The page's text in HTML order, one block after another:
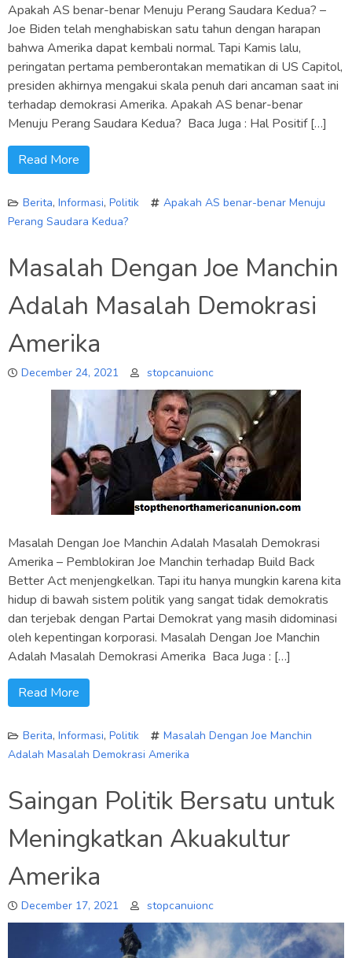
Apakah AS benar-benar Menuju Perang Saudara Kedua? –
Joe Biden telah menghabiskan satu tahun dengan harapan
bahwa Amerika dapat kembali normal. Tapi Kamis lalu,
peringatan pertama pemberontakan mematikan di US Capitol,
presiden akhirnya mengakui skala penuh dari ancaman saat ini
terhadap demokrasi Amerika. Apakah AS benar-benar
Menuju Perang Saudara Kedua? Baca Juga : Hal Positif […]
Read More
Berita, Informasi, Politik
Apakah AS benar-benar Menuju
Perang Saudara Kedua?
Masalah Dengan Joe Manchin
Adalah Masalah Demokrasi
Amerika
December 24, 2021 stopcanuionc
Masalah Dengan Joe Manchin Adalah Masalah Demokrasi
Amerika – Pemblokiran Joe Manchin terhadap Build Back
Better Act menjengkelkan. Tapi itu hanya mungkin karena kita
hidup di bawah sistem politik yang sangat tidak demokratis
dan terjebak dengan Partai Demokrat yang masih didominasi
oleh kepentingan korporasi. Masalah Dengan Joe Manchin
Adalah Masalah Demokrasi Amerika Baca Juga : […]
Read More
Berita, Informasi, Politik
Masalah Dengan Joe Manchin
Adalah Masalah Demokrasi Amerika
Saingan Politik Bersatu untuk
Meningkatkan Akuakultur
Amerika
December 17, 2021 stopcanuionc